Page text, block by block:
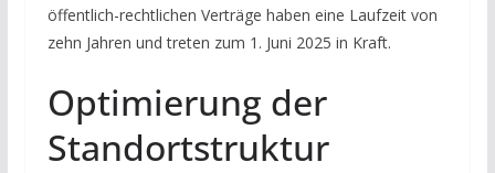
öffentlich-rechtlichen Verträge haben eine Laufzeit von
zehn Jahren und treten zum 1. Juni 2025 in Kraft.
Optimierung der
Standortstruktur